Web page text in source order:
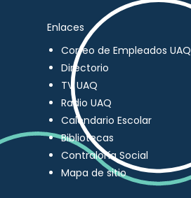
Enlaces
Correo de Empleados UAQ
Directorio
TV UAQ
Radio UAQ
Calendario Escolar
Bibliotecas
Contraloría Social
Mapa de sitio